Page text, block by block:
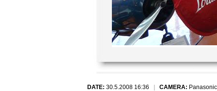
DATE: 30.5.2008 16:36 CAMERA: